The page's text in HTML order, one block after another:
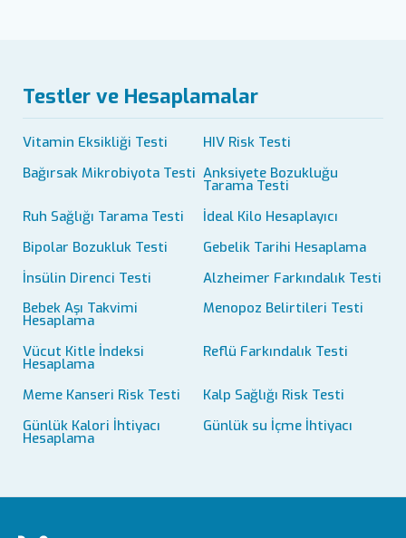
Testler ve Hesaplamalar
Vitamin Eksikliği Testi
HIV Risk Testi
Bağırsak Mikrobiyota Testi Anksiyete Bozukluğu
Tarama Testi
Ruh Sağlığı Tarama Testi
İdeal Kilo Hesaplayıcı
Bipolar Bozukluk Testi
Gebelik Tarihi Hesaplama
İnsülin Direnci Testi
Alzheimer Farkındalık Testi
Bebek Aşı Takvimi
Hesaplama
Menopoz Belirtileri Testi
Vücut Kitle İndeksi
Hesaplama
Reflü Farkındalık Testi
Meme Kanseri Risk Testi
Kalp Sağlığı Risk Testi
Günlük Kalori İhtiyacı
Hesaplama
Günlük su İçme İhtiyacı